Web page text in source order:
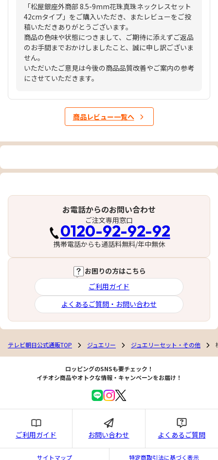
「松屋銀座外商部 8.5-9mm花珠真珠ネックレスセット
42cmタイプ」をご購入いただき、またレビューをご投
稿いただきありがとうございます。
商品の色味や状態につきまして、ご期待に添えずご返品
のお手間までおかけしましたこと、誠に申し訳ございま
せん。
いただいたご意見は今後の商品品質改善やご案内の参考
にさせていただきます。
商品レビュー一覧へ
お電話からのお問い合わせ
ご注文専用窓口
0120-92-92-92
携帯電話からも通話料無料/年中無休
お困りの方はこちら
ご利用ガイド
よくあるご質問・お問い合わせ
テレビ朝日公式通販TOP ジュエリー ジュエリーセット・その他
ロッピングのSNSも要チェック！
イチオシ商品やオトクな情報・キャンペーンをお届け！
ご利用ガイド お問い合わせ よくあるご質問
サイトマップ 特定商取引法に基づく表示